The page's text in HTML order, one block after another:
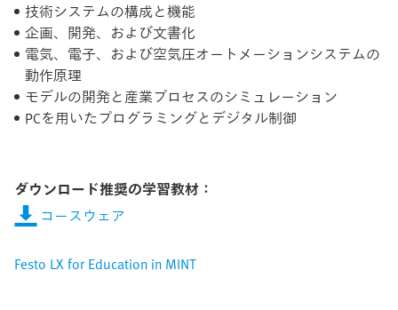
技術システムの構成と機能
企画、開発、および文書化
電気、電子、および空気圧オートメーションシステムの
動作原理
モデルの開発と産業プロセスのシミュレーション
PCを用いたプログラミングとデジタル制御
ダウンロード推奨の学習教材：
コースウェア
Festo LX for Education in MINT